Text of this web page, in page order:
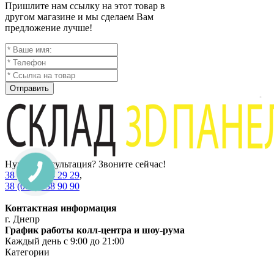
Пришлите нам ссылку на этот товар в
другом магазине и мы сделаем Вам
предложение лучше!
Отправить
Нужна консультация? Звоните сейчас!
38 (067) 234 29 29,
38 (067) 538 90 90
Контактная информация
г. Днепр
График работы колл-центра и шоу-рума
Каждый день с 9:00 до 21:00
Категории